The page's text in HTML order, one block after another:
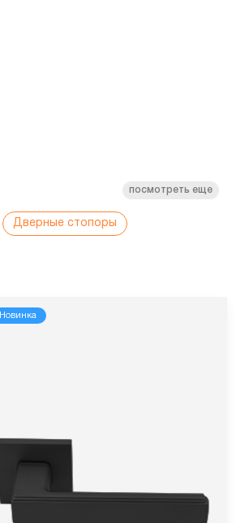
посмотреть еще
Дверные стопоры
Новинка